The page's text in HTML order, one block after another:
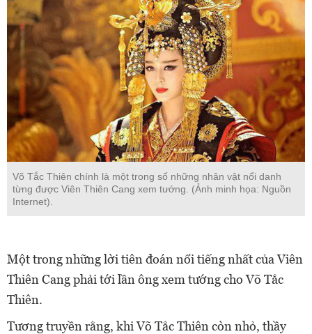
Võ Tắc Thiên chính là một trong số những nhân vật nổi danh
từng được Viên Thiên Cang xem tướng. (Ảnh minh họa: Nguồn
Internet).
Một trong những lời tiên đoán nổi tiếng nhất của Viên
Thiên Cang phải tới lần ông xem tướng cho Võ Tắc
Thiên.
Tương truyền rằng, khi Võ Tắc Thiên còn nhỏ, thầy